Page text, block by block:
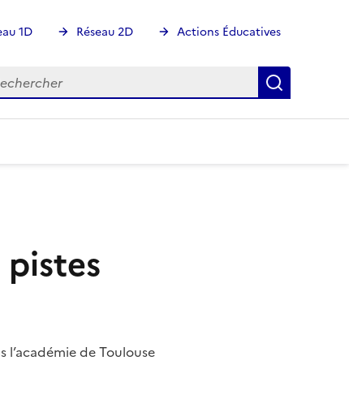
1D Réseau 2D Actions Éducatives
de Toulouse